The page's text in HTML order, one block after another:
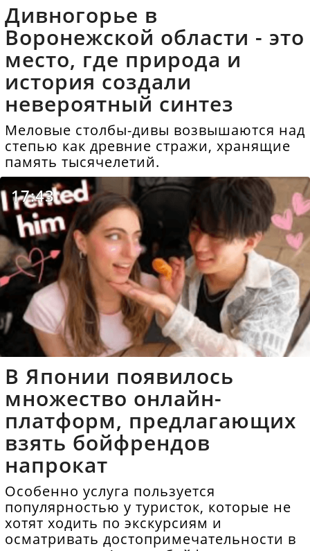
Дивногорье в
Воронежской области - это
место, где природа и
история создали
невероятный синтез
Меловые столбы-дивы возвышаются над
степью как древние стражи, хранящие
память тысячелетий.
17:43
В Японии появилось
множество онлайн-
платформ, предлагающих
взять бойфрендов
напрокат
Особенно услуга пользуется
популярностью у туристок, которые не
хотят ходить по экскурсиям и
осматривать достопримечательности в